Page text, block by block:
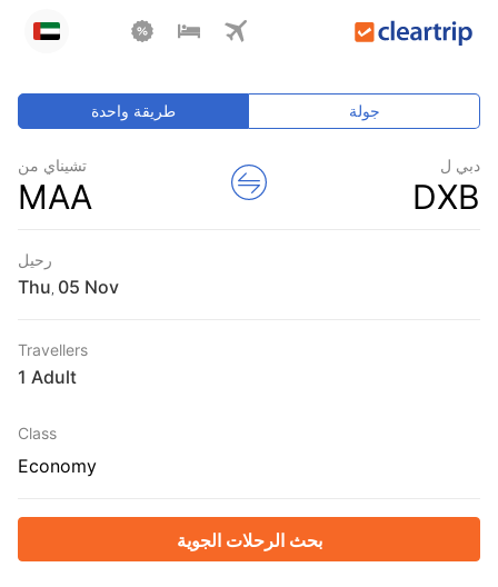
طريقة واحدة جولة
تشيناي من
MAA
دبي ل
DXB
رحيل
Thu
Travellers
1 Adult
Class
Economy